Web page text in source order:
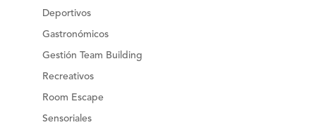
Deportivos
Gastronómicos
Gestión Team Building
Recreativos
Room Escape
Sensoriales